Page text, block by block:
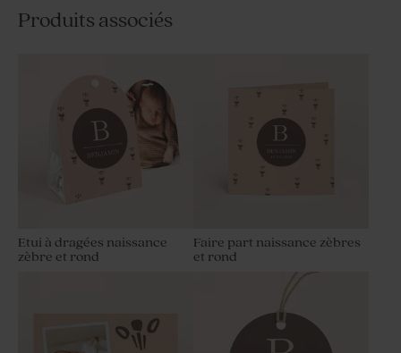
Produits associés
Etui à dragées naissance
zèbre et rond
Faire part naissance zèbres
et rond